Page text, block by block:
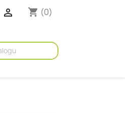
 shopping_cart (0)